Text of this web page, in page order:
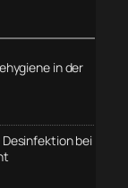
in der
bei